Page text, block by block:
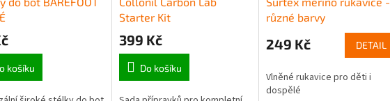
košíku
Starter Kit
399 Kč
Do košíku
různé barvy
249 Kč DETAIL
Vlněné rukavice pro děti i
dospělé